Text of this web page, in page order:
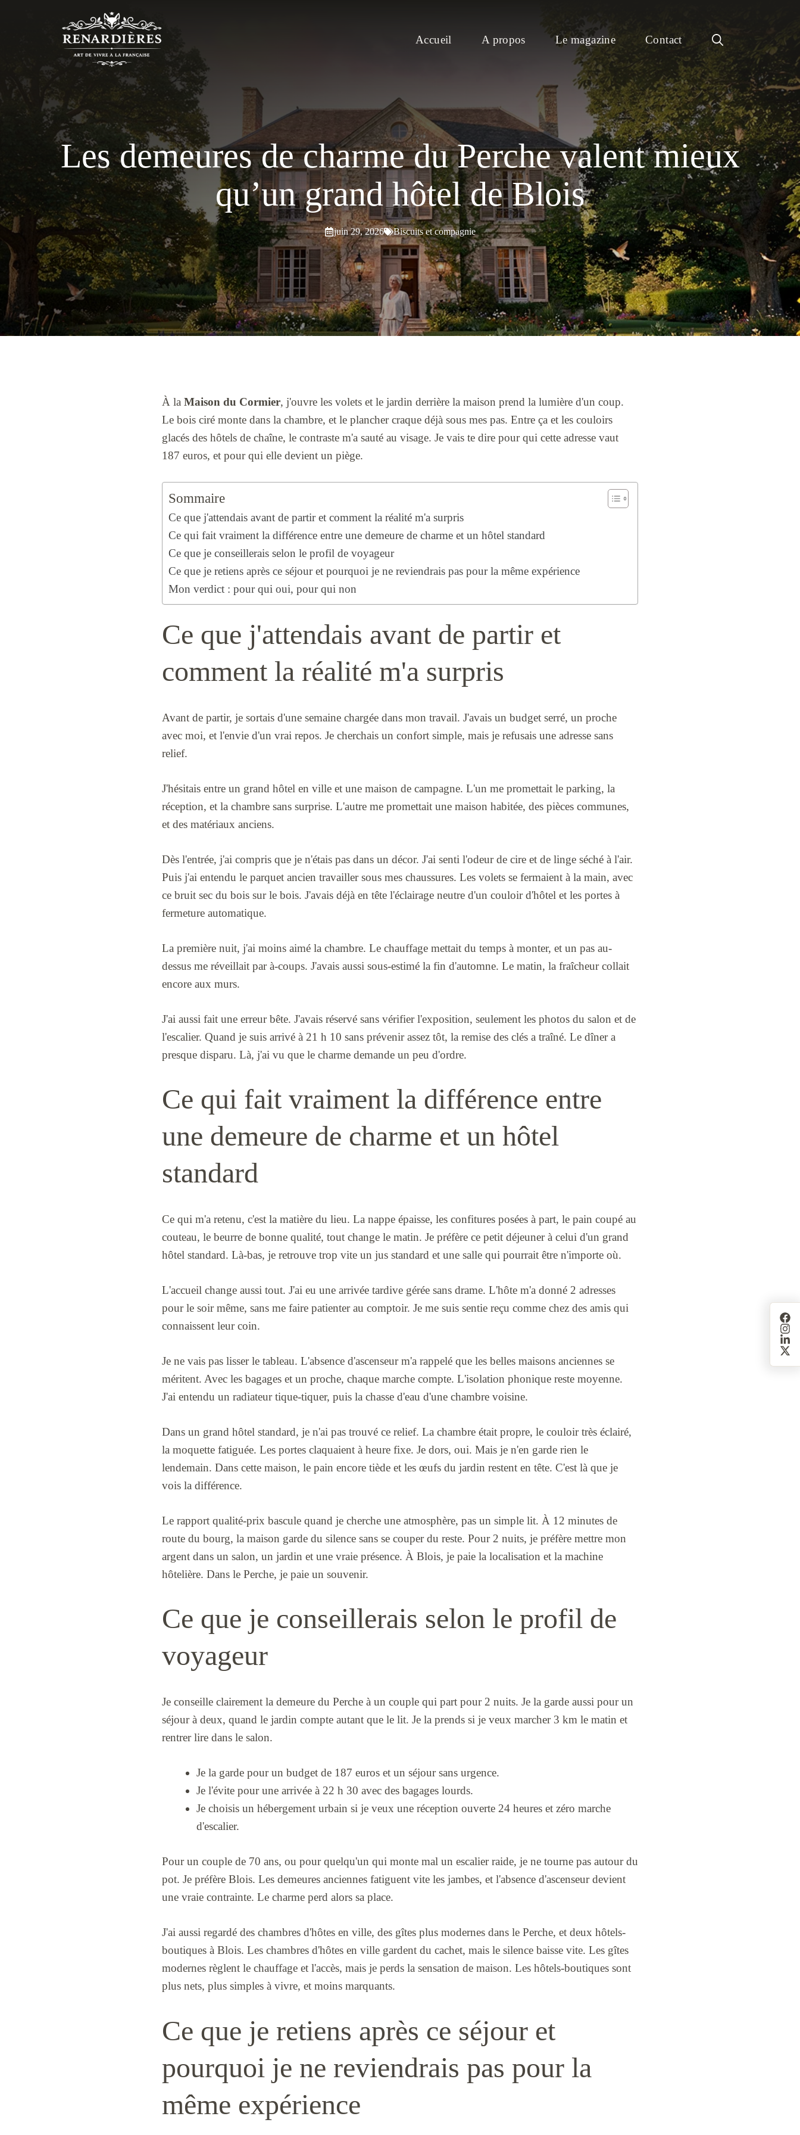
Accueil A propos Le magazine Contact
Les demeures de charme du Perche valent mieux
qu’un grand hôtel de Blois
juin 29, 2026 Biscuits et compagnie
À la Maison du Cormier, j'ouvre les volets et le jardin derrière la maison prend la lumière d'un coup.
Le bois ciré monte dans la chambre, et le plancher craque déjà sous mes pas. Entre ça et les couloirs
glacés des hôtels de chaîne, le contraste m'a sauté au visage. Je vais te dire pour qui cette adresse vaut
187 euros, et pour qui elle devient un piège.
Sommaire
Ce que j'attendais avant de partir et comment la réalité m'a surpris
Ce qui fait vraiment la différence entre une demeure de charme et un hôtel standard
Ce que je conseillerais selon le profil de voyageur
Ce que je retiens après ce séjour et pourquoi je ne reviendrais pas pour la même expérience
Mon verdict : pour qui oui, pour qui non
Ce que j'attendais avant de partir et
comment la réalité m'a surpris
Avant de partir, je sortais d'une semaine chargée dans mon travail. J'avais un budget serré, un proche
avec moi, et l'envie d'un vrai repos. Je cherchais un confort simple, mais je refusais une adresse sans
relief.
J'hésitais entre un grand hôtel en ville et une maison de campagne. L'un me promettait le parking, la
réception, et la chambre sans surprise. L'autre me promettait une maison habitée, des pièces communes,
et des matériaux anciens.
Dès l'entrée, j'ai compris que je n'étais pas dans un décor. J'ai senti l'odeur de cire et de linge séché à l'air.
Puis j'ai entendu le parquet ancien travailler sous mes chaussures. Les volets se fermaient à la main, avec
ce bruit sec du bois sur le bois. J'avais déjà en tête l'éclairage neutre d'un couloir d'hôtel et les portes à
fermeture automatique.
La première nuit, j'ai moins aimé la chambre. Le chauffage mettait du temps à monter, et un pas au-
dessus me réveillait par à-coups. J'avais aussi sous-estimé la fin d'automne. Le matin, la fraîcheur collait
encore aux murs.
J'ai aussi fait une erreur bête. J'avais réservé sans vérifier l'exposition, seulement les photos du salon et de
l'escalier. Quand je suis arrivé à 21 h 10 sans prévenir assez tôt, la remise des clés a traîné. Le dîner a
presque disparu. Là, j'ai vu que le charme demande un peu d'ordre.
Ce qui fait vraiment la différence entre
une demeure de charme et un hôtel
standard
Ce qui m'a retenu, c'est la matière du lieu. La nappe épaisse, les confitures posées à part, le pain coupé au
couteau, le beurre de bonne qualité, tout change le matin. Je préfère ce petit déjeuner à celui d'un grand
hôtel standard. Là-bas, je retrouve trop vite un jus standard et une salle qui pourrait être n'importe où.
L'accueil change aussi tout. J'ai eu une arrivée tardive gérée sans drame. L'hôte m'a donné 2 adresses
pour le soir même, sans me faire patienter au comptoir. Je me suis sentie reçu comme chez des amis qui
connaissent leur coin.
Je ne vais pas lisser le tableau. L'absence d'ascenseur m'a rappelé que les belles maisons anciennes se
méritent. Avec les bagages et un proche, chaque marche compte. L'isolation phonique reste moyenne.
J'ai entendu un radiateur tique-tiquer, puis la chasse d'eau d'une chambre voisine.
Dans un grand hôtel standard, je n'ai pas trouvé ce relief. La chambre était propre, le couloir très éclairé,
la moquette fatiguée. Les portes claquaient à heure fixe. Je dors, oui. Mais je n'en garde rien le
lendemain. Dans cette maison, le pain encore tiède et les œufs du jardin restent en tête. C'est là que je
vois la différence.
Le rapport qualité-prix bascule quand je cherche une atmosphère, pas un simple lit. À 12 minutes de
route du bourg, la maison garde du silence sans se couper du reste. Pour 2 nuits, je préfère mettre mon
argent dans un salon, un jardin et une vraie présence. À Blois, je paie la localisation et la machine
hôtelière. Dans le Perche, je paie un souvenir.
Ce que je conseillerais selon le profil de
voyageur
Je conseille clairement la demeure du Perche à un couple qui part pour 2 nuits. Je la garde aussi pour un
séjour à deux, quand le jardin compte autant que le lit. Je la prends si je veux marcher 3 km le matin et
rentrer lire dans le salon.
Je la garde pour un budget de 187 euros et un séjour sans urgence.
Je l'évite pour une arrivée à 22 h 30 avec des bagages lourds.
Je choisis un hébergement urbain si je veux une réception ouverte 24 heures et zéro marche
d'escalier.
Pour un couple de 70 ans, ou pour quelqu'un qui monte mal un escalier raide, je ne tourne pas autour du
pot. Je préfère Blois. Les demeures anciennes fatiguent vite les jambes, et l'absence d'ascenseur devient
une vraie contrainte. Le charme perd alors sa place.
J'ai aussi regardé des chambres d'hôtes en ville, des gîtes plus modernes dans le Perche, et deux hôtels-
boutiques à Blois. Les chambres d'hôtes en ville gardent du cachet, mais le silence baisse vite. Les gîtes
modernes règlent le chauffage et l'accès, mais je perds la sensation de maison. Les hôtels-boutiques sont
plus nets, plus simples à vivre, et moins marquants.
Ce que je retiens après ce séjour et
pourquoi je ne reviendrais pas pour la
même expérience